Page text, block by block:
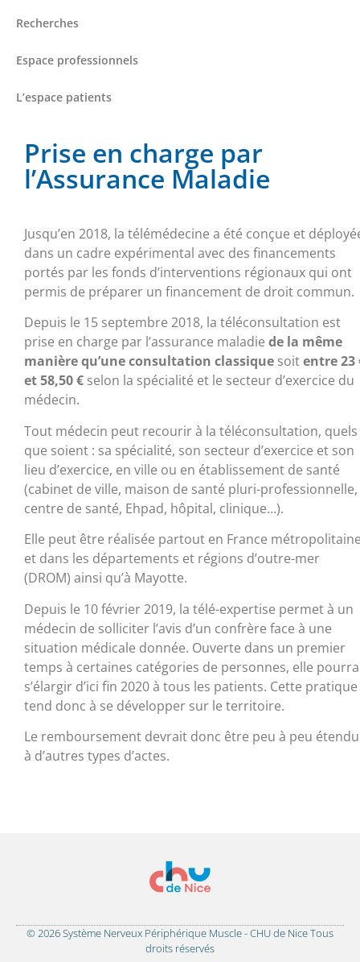
Recherches
Espace professionnels
L’espace patients
Prise en charge par
l’Assurance Maladie
Jusqu’en 2018, la télémédecine a été conçue et
dans un cadre expérimental avec des financements
portés par les fonds d’interventions régionaux qui ont
permis de préparer un financement de droit commun.
Depuis le 15 septembre 2018, la téléconsultation est
prise en charge par l’assurance maladie de la même
manière qu’une consultation classique soitentre 23
et 58,50 € selon la spécialité et le secteur d’exercice du
médecin.
Tout médecin peut recourir à la téléconsultation, quels
que soient : sa spécialité, son secteur d’exercice et son
lieu d’exercice, en ville ou en établissement de santé
(cabinet de ville, maison de santé pluri-professionnelle,
centre de santé, Ehpad, hôpital, clinique…).
Elle peut être réalisée partout en France
et dans les départements et régions d’outre-mer
(DROM) ainsi qu’à Mayotte.
Depuis le 10 février 2019, la télé-expertise permet à un
médecin de solliciter l’avis d’un confrère face à une
situation médicale donnée. Ouverte dans un premier
temps à certaines catégories de personnes, elle
s’élargir d’ici fin 2020 à tous les patients. Cette pratique
tend donc à se développer sur le territoire.
Le remboursement devrait donc être peu à peu étendu
à d’autres types d’actes.
© 2026 Système Nerveux Périphérique Muscle - CHU de Nice Tous
droits réservés